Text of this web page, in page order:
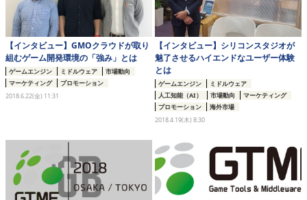
【インタビュー】GMOクラウドが取り
組むゲーム開発環境の「強み」とは
ゲームエンジン ミドルウェア
市場動向
マーケティング
プロモーション
2018.6.22(金) 11:31
【インタビュー】シリコンスタジオが
魅了させるハイエンドなユーザー体験
とは
ゲームエンジン
ミドルウェア
人工知能（AI）
市場動向
マーケティング
プロモーション
海外市場
2018.4.19(木) 8:30